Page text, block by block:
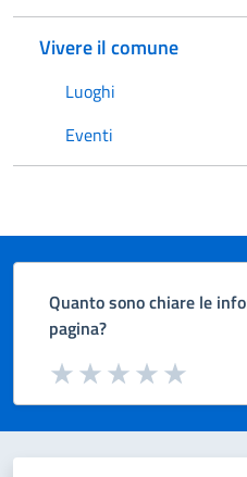
Vivere il comune
Luoghi
Eventi
Quanto sono chiare le
pagina?
Valuta da 1 a 5 stelle la pagina
Valuta 5
Valuta 4 stelle
Valuta 3 stelle su 5
Valuta 2 stelle su 5
Valuta 1 stelle su 5